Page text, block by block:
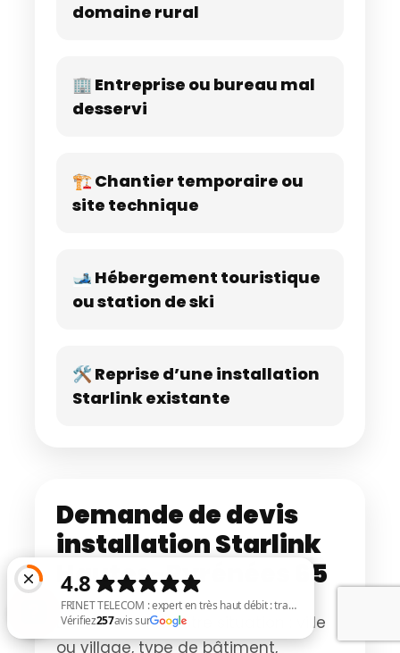
domaine rural
🏢 Entreprise ou bureau mal
desservi
🏗️ Chantier temporaire ou
site technique
🎿 Hébergement touristique
ou station de ski
🛠️ Reprise d’une installation
Starlink existante
Demande de devis
installation Starlink
Hautes-Pyrénées 65
Décrivez-nous votre situation : ville
ou village, type de bâtiment,